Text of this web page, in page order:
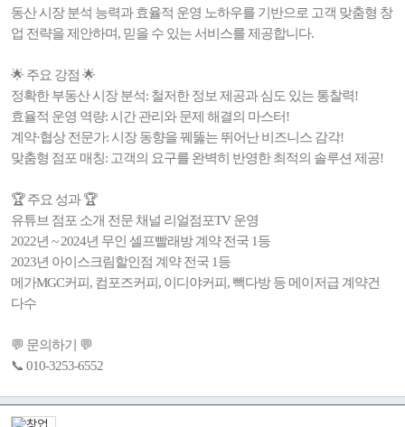
동산 시장 분석 능력과 효율적 운영 노하우를 기반으로 고객 맞춤형 창
업 전략을 제안하며, 믿을 수 있는 서비스를 제공합니다.
🌟 주요 강점 🌟
정확한 부동산 시장 분석: 철저한 정보 제공과 심도 있는 통찰력!
효율적 운영 역량: 시간 관리와 문제 해결의 마스터!
계약·협상 전문가: 시장 동향을 꿰뚫는 뛰어난 비즈니스 감각!
맞춤형 점포 매칭: 고객의 요구를 완벽히 반영한 최적의 솔루션 제공!
🏆 주요 성과 🏆
유튜브 점포 소개 전문 채널 리얼점포TV 운영
2022년 ~ 2024년 무인 셀프빨래방 계약 전국 1등
2023년 아이스크림할인점 계약 전국 1등
메가MGC커피, 컴포즈커피, 이디야커피, 빽다방 등 메이저급 계약건
다수
💬 문의하기 💬
📞 010-3253-6552